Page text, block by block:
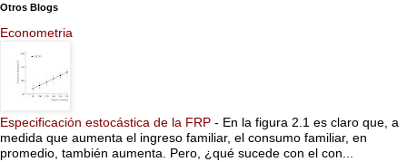
Otros Blogs
Econometria
Especificación estocástica de la FRP - En la figura 2.1 es claro que, a
medida que aumenta el ingreso familiar, el consumo familiar, en
promedio, también aumenta. Pero, ¿qué sucede con el con...